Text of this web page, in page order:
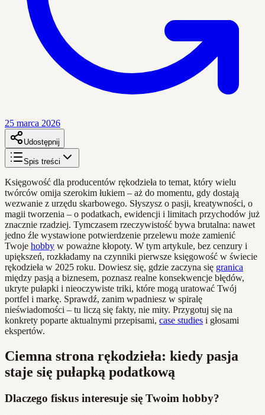
25 marca 2026
Udostępnij
Spis treści
Księgowość dla producentów rękodzieła to temat, który wielu
twórców omija szerokim łukiem – aż do momentu, gdy dostają
wezwanie z urzędu skarbowego. Słyszysz o pasji, kreatywności, o
magii tworzenia – o podatkach, ewidencji i limitach przychodów już
znacznie rzadziej. Tymczasem rzeczywistość bywa brutalna: nawet
jedno źle wystawione potwierdzenie przelewu może zamienić
Twoje hobby w poważne kłopoty. W tym artykule, bez cenzury i
upiększeń, rozkładamy na czynniki pierwsze księgowość w świecie
rękodzieła w 2025 roku. Dowiesz się, gdzie zaczyna się granica
między pasją a biznesem, poznasz realne konsekwencje błędów,
ukryte pułapki i nieoczywiste triki, które mogą uratować Twój
portfel i markę. Sprawdź, zanim wpadniesz w spiralę
nieświadomości – tu liczą się fakty, nie mity. Przygotuj się na
konkrety poparte aktualnymi przepisami, case studies i głosami
ekspertów.
Ciemna strona rękodzieła: kiedy pasja
staje się pułapką podatkową
Dlaczego fiskus interesuje się Twoim hobby?